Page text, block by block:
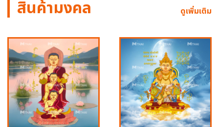
สินค้ามงคล ดูเพิ่มเติม